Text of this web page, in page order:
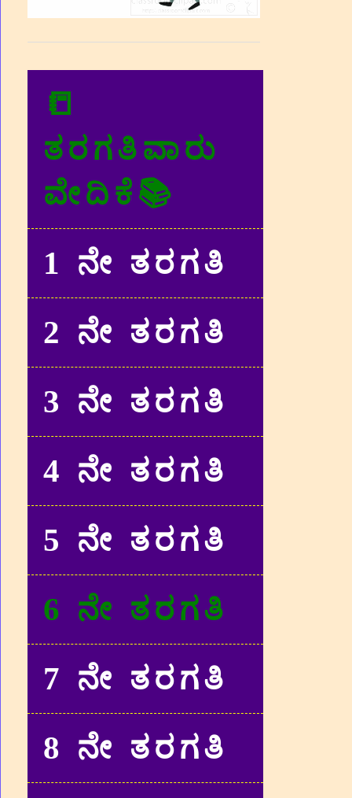
📒
ತರಗತಿವಾರು
ವೇದಿಕೆ📚
1 ನೇ ತರಗತಿ
2 ನೇ ತರಗತಿ
3 ನೇ ತರಗತಿ
4 ನೇ ತರಗತಿ
5 ನೇ ತರಗತಿ
6 ನೇ ತರಗತಿ
7 ನೇ ತರಗತಿ
8 ನೇ ತರಗತಿ